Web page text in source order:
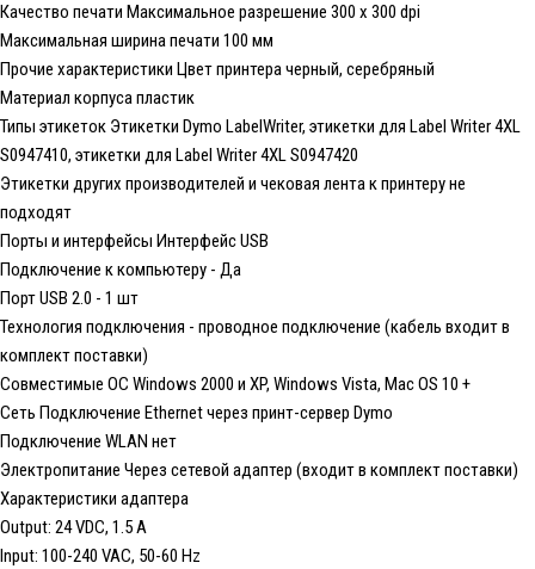
Качество печати Максимальное разрешение 300 x 300 dpi
Максимальная ширина печати 100 мм
Прочие характеристики Цвет принтера черный, серебряный
Материал корпуса пластик
Типы этикеток Этикетки Dymo LabelWriter, этикетки для Label Writer 4XL
S0947410, этикетки для Label Writer 4XL S0947420
Этикетки других производителей и чековая лента к принтеру не
подходят
Порты и интерфейсы Интерфейс USB
Подключение к компьютеру - Да
Порт USB 2.0 - 1 шт
Технология подключения - проводное подключение (кабель входит в
комплект поставки)
Совместимые ОС Windows 2000 и XP, Windows Vista, Mac OS 10 +
Сеть Подключение Ethernet через принт-сервер Dymo
Подключение WLAN нет
Электропитание Через сетевой адаптер (входит в комплект поставки)
Характеристики адаптера
Output: 24 VDC, 1.5 A
Input: 100-240 VAC, 50-60 Hz